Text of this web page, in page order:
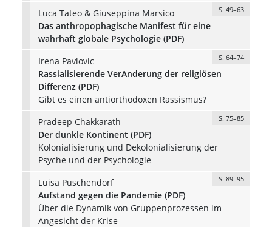
Luca Tateo & Giuseppina Marsico
S. 49–63
Das anthropophagische Manifest für eine
wahrhaft globale Psychologie (PDF)
Irena Pavlovic
S. 64–74
Rassialisierende VerAnderung der religiösen
Differenz (PDF)
Gibt es einen antiorthodoxen Rassismus?
Pradeep Chakkarath
S. 75–85
Der dunkle Kontinent (PDF)
Kolonialisierung und Dekolonialisierung der
Psyche und der Psychologie
Luisa Puschendorf
S. 89–95
Aufstand gegen die Pandemie (PDF)
Über die Dynamik von Gruppenprozessen im
Angesicht der Krise